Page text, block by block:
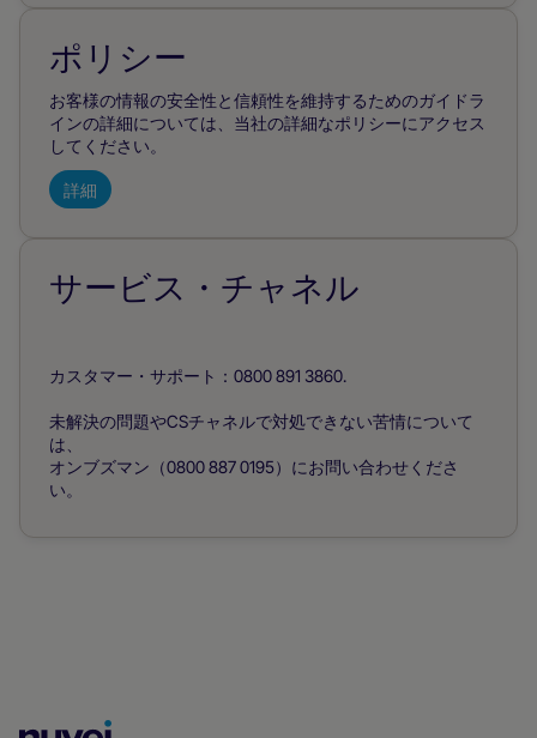
ポリシー
お客様の情報の安全性と信頼性を維持するためのガイドラ
インの詳細については、当社の詳細なポリシーにアクセス
してください。
詳細
サービス・チャネル
カスタマー・サポート：0800 891 3860.
未解決の問題やCSチャネルで対処できない苦情について
は、
オンブズマン（0800 887 0195）にお問い合わせくださ
い。